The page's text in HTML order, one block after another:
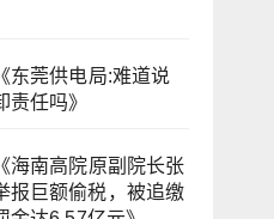
东莞供电局:难道说
责任吗》
海南高院原副院长张
报巨额偷税，被追缴